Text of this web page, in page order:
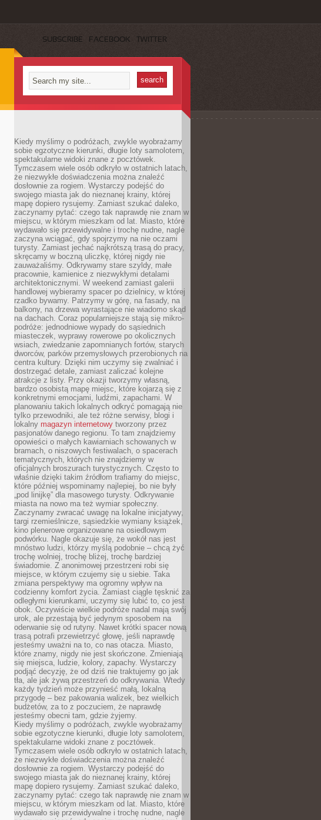
SUBSCRIBE FACEBOOK TWITTER
Kiedy myślimy o podróżach, zwykle wyobrażamy
sobie egzotyczne kierunki, długie loty samolotem,
spektakularne widoki znane z pocztówek.
Tymczasem wiele osób odkryło w ostatnich latach,
że niezwykłe doświadczenia można znaleźć
dosłownie za rogiem. Wystarczy podejść do
swojego miasta jak do nieznanej krainy, której
mapę dopiero rysujemy. Zamiast szukać daleko,
zaczynamy pytać: czego tak naprawdę nie znam w
miejscu, w którym mieszkam od lat. Miasto, które
wydawało się przewidywalne i trochę nudne, nagle
zaczyna wciągać, gdy spojrzymy na nie oczami
turysty. Zamiast jechać najkrótszą trasą do pracy,
skręcamy w boczną uliczkę, której nigdy nie
zauważaliśmy. Odkrywamy stare szyldy, małe
pracownie, kamienice z niezwykłymi detalami
architektonicznymi. W weekend zamiast galerii
handlowej wybieramy spacer po dzielnicy, w której
rzadko bywamy. Patrzymy w górę, na fasady, na
balkony, na drzewa wyrastające nie wiadomo skąd
na dachach. Coraz popularniejsze stają się mikro-
podróże: jednodniowe wypady do sąsiednich
miasteczek, wyprawy rowerowe po okolicznych
wsiach, zwiedzanie zapomnianych fortów, starych
dworców, parków przemysłowych przerobionych na
centra kultury. Dzięki nim uczymy się zwalniać i
dostrzegać detale, zamiast zaliczać kolejne
atrakcje z listy. Przy okazji tworzymy własną,
bardzo osobistą mapę miejsc, które kojarzą się z
konkretnymi emocjami, ludźmi, zapachami. W
planowaniu takich lokalnych odkryć pomagają nie
tylko przewodniki, ale też różne serwisy, blogi i
lokalny magazyn internetowy tworzony przez
pasjonatów danego regionu. To tam znajdziemy
opowieści o małych kawiarniach schowanych w
bramach, o niszowych festiwalach, o spacerach
tematycznych, których nie znajdziemy w
oficjalnych broszurach turystycznych. Często to
właśnie dzięki takim źródłom trafiamy do miejsc,
które później wspominamy najlepiej, bo nie były
„pod linijkę” dla masowego turysty. Odkrywanie
miasta na nowo ma też wymiar społeczny.
Zaczynamy zwracać uwagę na lokalne inicjatywy,
targi rzemieślnicze, sąsiedzkie wymiany książek,
kino plenerowe organizowane na osiedlowym
podwórku. Nagle okazuje się, że wokół nas jest
mnóstwo ludzi, którzy myślą podobnie – chcą żyć
trochę wolniej, trochę bliżej, trochę bardziej
świadomie. Z anonimowej przestrzeni robi się
miejsce, w którym czujemy się u siebie. Taka
zmiana perspektywy ma ogromny wpływ na
codzienny komfort życia. Zamiast ciągle tęsknić za
odległymi kierunkami, uczymy się lubić to, co jest
obok. Oczywiście wielkie podróże nadal mają swój
urok, ale przestają być jedynym sposobem na
oderwanie się od rutyny. Nawet krótki spacer nową
trasą potrafi przewietrzyć głowę, jeśli naprawdę
jesteśmy uważni na to, co nas otacza. Miasto,
które znamy, nigdy nie jest skończone. Zmieniają
się miejsca, ludzie, kolory, zapachy. Wystarczy
podjąć decyzję, że od dziś nie traktujemy go jak
tła, ale jak żywą przestrzeń do odkrywania. Wtedy
każdy tydzień może przynieść małą, lokalną
przygodę – bez pakowania walizek, bez wielkich
budżetów, za to z poczuciem, że naprawdę
jesteśmy obecni tam, gdzie żyjemy.
Kiedy myślimy o podróżach, zwykle wyobrażamy
sobie egzotyczne kierunki, długie loty samolotem,
spektakularne widoki znane z pocztówek.
Tymczasem wiele osób odkryło w ostatnich latach,
że niezwykłe doświadczenia można znaleźć
dosłownie za rogiem. Wystarczy podejść do
swojego miasta jak do nieznanej krainy, której
mapę dopiero rysujemy. Zamiast szukać daleko,
zaczynamy pytać: czego tak naprawdę nie znam w
miejscu, w którym mieszkam od lat. Miasto, które
wydawało się przewidywalne i trochę nudne, nagle